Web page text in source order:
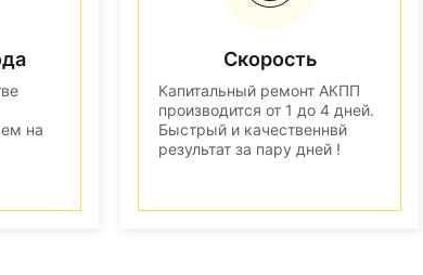
на
Скорость
Капитальный ремонт АКПП
производится от 1 до 4 дней.
Быстрый и качественнвй
результат за пару дней !